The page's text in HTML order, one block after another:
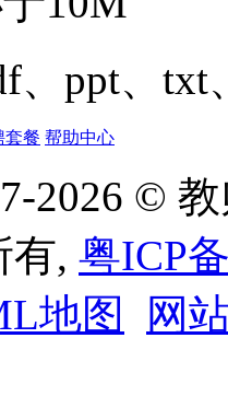
、ppt、txt
套餐 帮助中心
2026 ©
有, 粤ICP
地图 网